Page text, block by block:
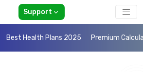
Support
Best Health Plans 2025 Premium